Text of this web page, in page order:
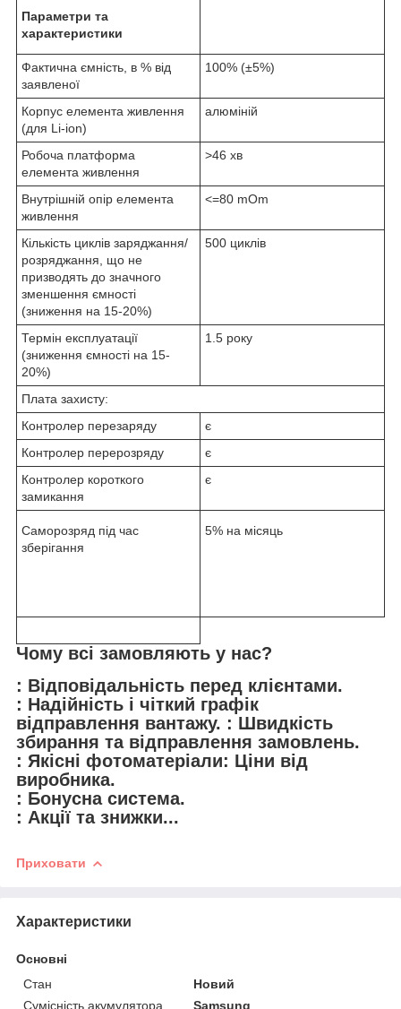
Параметри та
характеристики
Фактична ємність, в % від
заявленої
100% (±5%)
Корпус елемента живлення
(для Li-ion)
алюміній
Робоча платформа
елемента живлення
>46 хв
Внутрішній опір елемента
живлення
<=80 mOm
Кількість циклів заряджання/
розряджання, що не
призводять до значного
зменшення ємності
(зниження на 15-20%)
500 циклів
Термін експлуатації
(зниження ємності на 15-
20%)
1.5 року
Плата захисту:
Контролер перезаряду
є
Контролер перерозряду
є
Контролер короткого
замикання
є
Саморозряд під час
зберігання
5% на місяць
Чому всі замовляють у нас?
: Відповідальність перед клієнтами.
: Надійність і чіткий графік
відправлення вантажу. : Швидкість
збирання та відправлення замовлень.
: Якісні фотоматеріали: Ціни від
виробника.
: Бонусна система.
: Акції та знижки...
Приховати
Характеристики
Основні
Стан
Новий
Сумісність акумулятора
Samsung